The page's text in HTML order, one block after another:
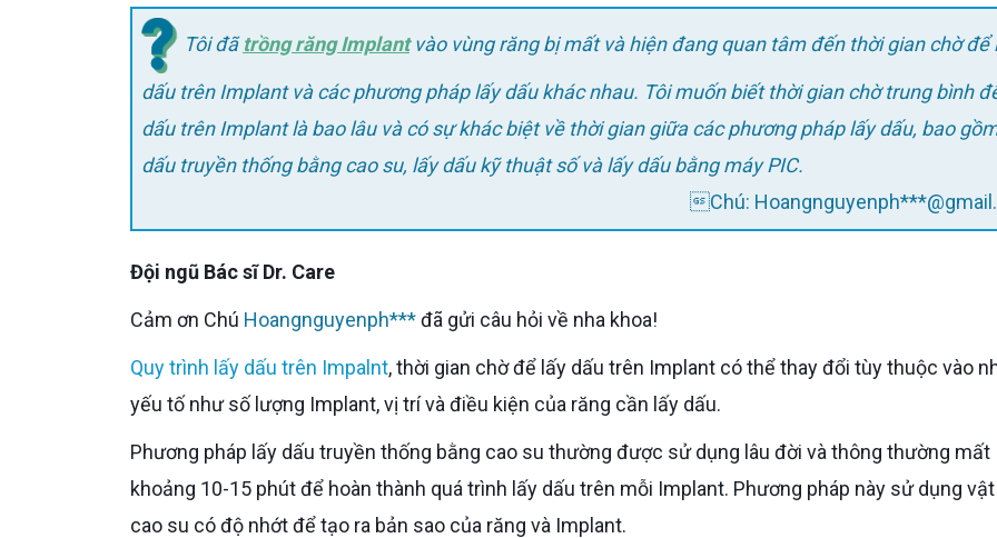
Tôi đãtrồng răng Implantvào vùng răng bị mất và hiện đang quan tâm đến thời gian chờ để
dấu trên Implant và các phương pháp lấy dấu khác nhau. Tôi muốn biết thời gian chờ trung bình
dấu trên Implant là bao lâu và có sự khác biệt về thời gian giữa các phương pháp lấy dấu, bao
dấu truyền thống bằng cao su, lấy dấu kỹ thuật số và lấy dấu bằng máy PIC.
Chú:
Đội ngũ Bác sĩ Dr. Care
Cảm ơn Chú Hoangnguyenph***đã gửi câu hỏi về nha khoa!
Quy trình lấy dấu trên Impalnt, thời gian chờ để lấy dấu trên Implant có thể thay đổi tùy thuộc vào
yếu tố như số lượng Implant, vị trí và điều kiện của răng cần lấy dấu.
Phương pháp lấy dấu truyền thống bằng cao su thường được sử dụng lâu đời và thông thường mất
khoảng 10-15 phút để hoàn thành quá trình lấy dấu trên mỗi Implant. Phương pháp này sử dụng
cao su có độ nhớt để tạo ra bản sao của răng và Implant.